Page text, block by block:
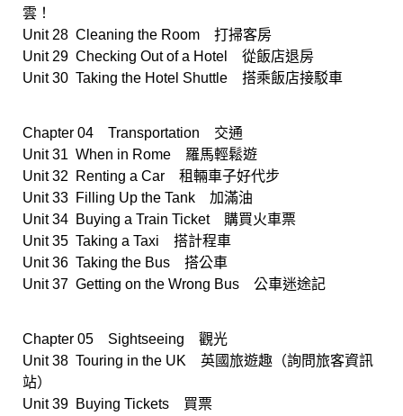
雲！
Unit 28 Cleaning the Room 打掃客房
Unit 29 Checking Out of a Hotel 從飯店退房
Unit 30 Taking the Hotel Shuttle 搭乘飯店接駁車
Chapter 04 Transportation 交通
Unit 31 When in Rome 羅馬輕鬆遊
Unit 32 Renting a Car 租輛車子好代步
Unit 33 Filling Up the Tank 加滿油
Unit 34 Buying a Train Ticket 購買火車票
Unit 35 Taking a Taxi 搭計程車
Unit 36 Taking the Bus 搭公車
Unit 37 Getting on the Wrong Bus 公車迷途記
Chapter 05 Sightseeing 觀光
Unit 38 Touring in the UK 英國旅遊趣（詢問旅客資訊
站）
Unit 39 Buying Tickets 買票